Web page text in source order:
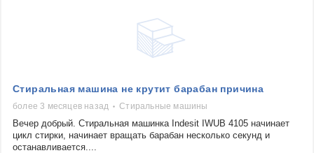
Стиральная машина не крутит барабан причина
более 3 месяцев назад Стиральные машины
Вечер добрый. Стиральная машинка Indesit IWUB 4105 начинает
цикл стирки, начинает вращать барабан несколько секунд и
останавливается....